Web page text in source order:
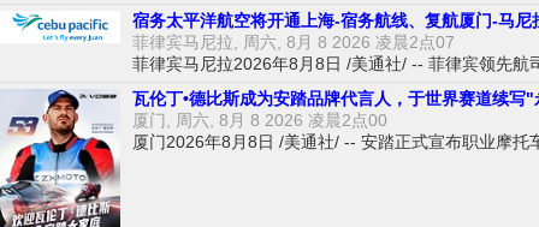
宿务太平洋航空将开通上海-宿务航线、复航厦门-马尼
菲律宾马尼拉, 周六, 8月 8 2026 凌晨2点07
菲律宾马尼拉2026年8月8日 /美通社/ -- 菲律宾领先
瓦伦丁•德比斯成为安踏品牌代言人，于世界赛道续写
厦门, 周六, 8月 8 2026 凌晨2点00
厦门2026年8月8日 /美通社/ -- 安踏正式宣布职业摩